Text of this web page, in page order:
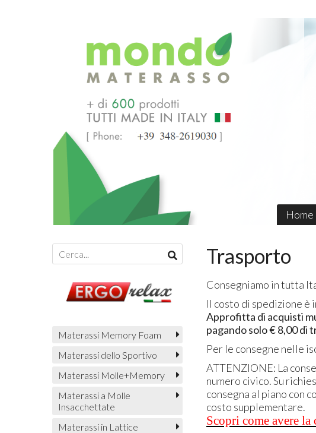
Home
Trasporto
Consegniamo in tutta
Il costo di spedizione
Approfitta di acquisti
pagando solo € 8,00 di
Per le consegne nelle
ATTENZIONE: La
numero civico. Su
consegna al piano con
costo supplementare.
Scopri come avere
Materassi Memory Foam
Materassi dello Sportivo
Materassi Molle+Memory
Materassi a Molle
Insacchettate
Materassi in Lattice